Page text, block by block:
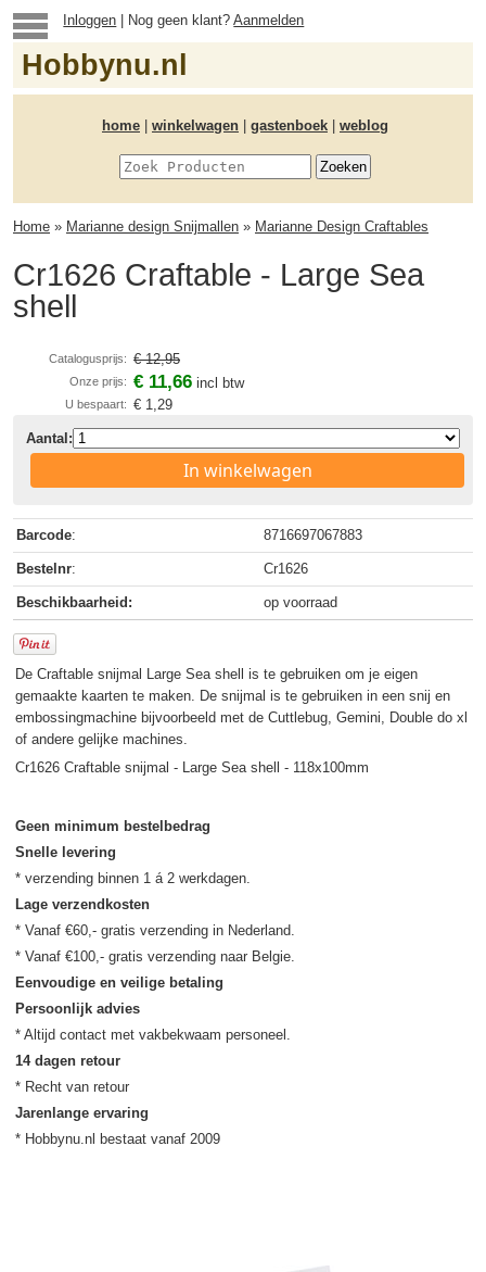
Inloggen | Nog geen klant?Aanmelden
Hobbynu.nl
home winkelwagen gastenboek weblog
Home » Marianne design Snijmallen » Marianne Design Craftables
Cr1626 Craftable - Large Sea
shell
Catalogusprijs: € 12,95
Onze prijs: € 11,66 incl btw
U bespaart: € 1,29
Aantal:
In winkelwagen
Barcode: 8716697067883
Bestelnr: Cr1626
Beschikbaarheid: op voorraad
De Craftable snijmal Large Sea shell is te gebruiken om je eigen
gemaakte kaarten te maken. De snijmal is te gebruiken in een snij en
embossingmachine bijvoorbeeld met de Cuttlebug, Gemini, Double do xl
of andere gelijke machines.
Cr1626 Craftable snijmal - Large Sea shell - 118x100mm
Geen minimum bestelbedrag
Snelle levering
Lage verzendkosten
* Vanaf €60,- gratis verzending in Nederland.
Eenvoudige en veilige betaling
Persoonlijk advies
14 dagen retour
Jarenlange ervaring
* Hobbynu.nl bestaat vanaf 2009